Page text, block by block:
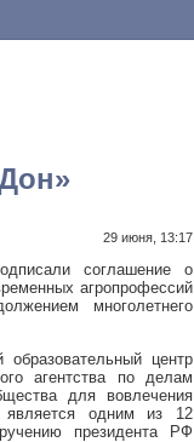
29 июня, 13:17
соглашение о
агропрофессий
многолетнего
центр
агентства по делам
для вовлечения
является одним из 12
президента РФ